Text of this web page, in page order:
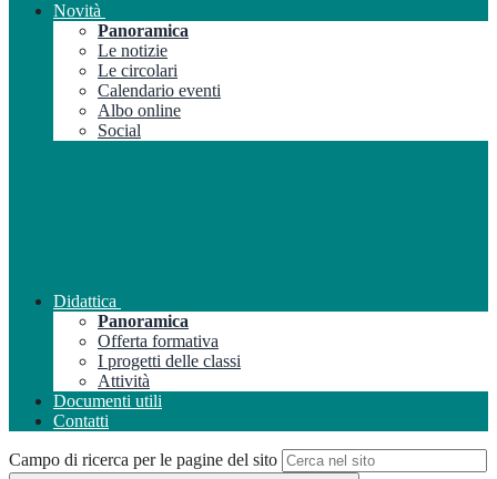
Novità
Panoramica
Le notizie
Le circolari
Calendario eventi
Albo online
Social
Didattica
Panoramica
Offerta formativa
I progetti delle classi
Attività
Documenti utili
Contatti
Campo di ricerca per le pagine del sito